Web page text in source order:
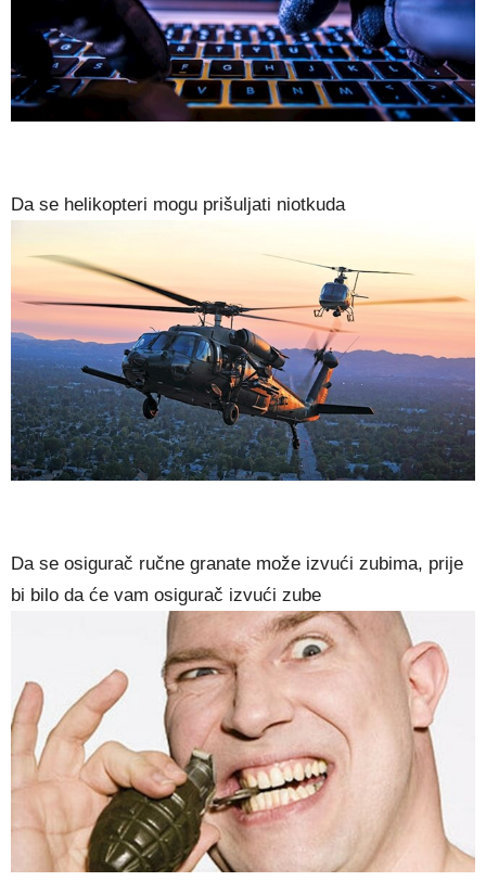
Da se helikopteri mogu prišuljati niotkuda
Da se osigurač ručne granate može izvući zubima, prije
bi bilo da će vam osigurač izvući zube